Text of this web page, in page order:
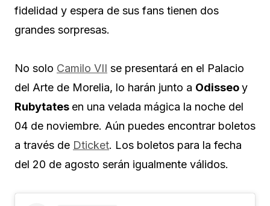
fidelidad y espera de sus fans tienen dos
grandes sorpresas.
No solo Camilo VII se presentará en el Palacio
del Arte de Morelia, lo harán junto a Odisseoy
Rubytates en una velada mágica la noche del
04 de noviembre. Aún puedes encontrar boletos
a través de Dticket. Los boletos para la fecha
del 20 de agosto serán igualmente válidos.